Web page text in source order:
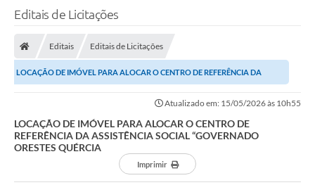
Editais de Licitações
Editais Editais de Licitações
LOCAÇÃO DE IMÓVEL PARA ALOCAR O CENTRO DE REFERÊNCIA DA
Atualizado em: 15/05/2026 às 10h55
LOCAÇÃO DE IMÓVEL PARA ALOCAR O CENTRO DE
REFERÊNCIA DA ASSISTÊNCIA SOCIAL “GOVERNADO
ORESTES QUÉRCIA
Imprimir